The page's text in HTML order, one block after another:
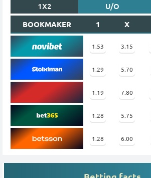
1X2 U/O
BOOKMAKER
1 X
1.53 3.15
1.29 5.70
1.19 7.80
1.28 5.75
1.28 6.00